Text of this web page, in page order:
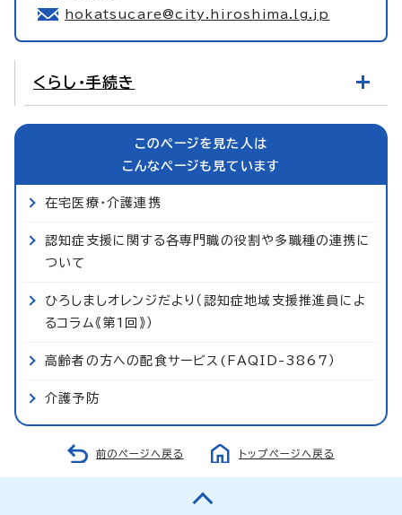
hokatsucare@city.hiroshima.lg.jp
くらし・手続き
このページを見た人は
こんなページも見ています
在宅医療・介護連携
認知症支援に関する各専門職の役割や多職種の連携に
ついて
ひろしましオレンジだより（認知症地域支援推進員によ
るコラム《第1回》）
高齢者の方への配食サービス(FAQID-3867）
介護予防
前のページへ戻る トップページへ戻る